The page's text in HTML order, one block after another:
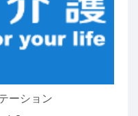
ーション